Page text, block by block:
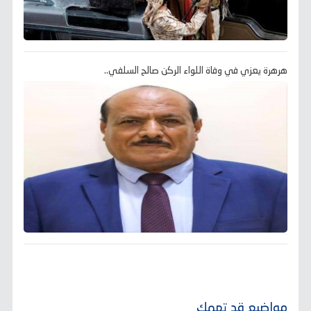
هرهرة يعزي في وفاة اللواء الركن صالح السلفي..
مواضيع قد تهمك